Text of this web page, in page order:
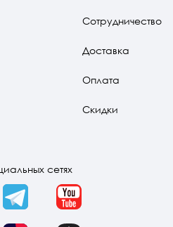
Сотрудничество
Доставка
Оплата
Скидки
сетях
Telegram YouTube